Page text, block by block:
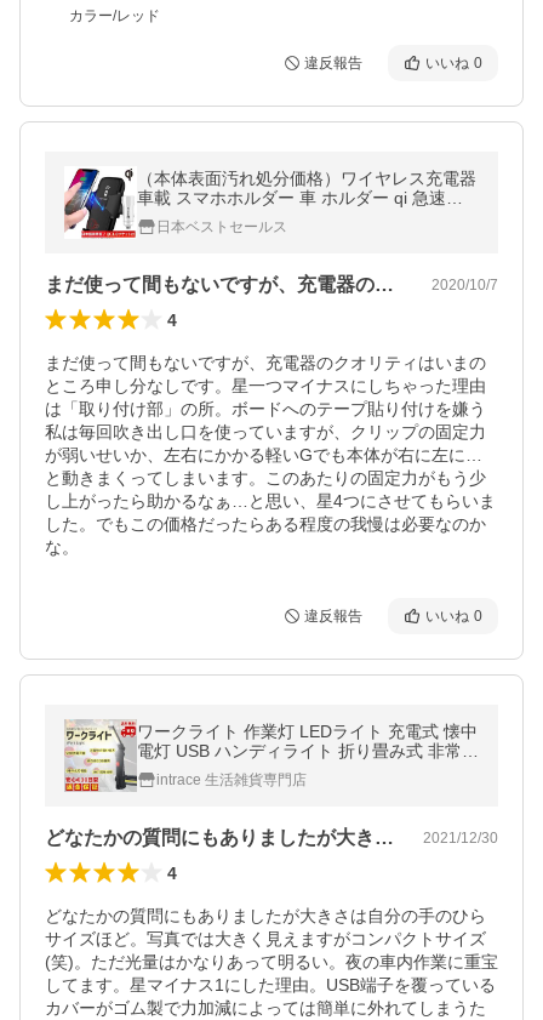
カラー/レッド
違反報告 いいね 0
（本体表面汚れ処分価格）ワイヤレス充電器
車載 スマホホルダー 車 ホルダー qi 急速充
電 携帯スタンド 携帯ホルダー 日本語説明書
シガーソケット
日本ベストセールス
まだ使って間もないですが、充電器のクオ… 2020/10/7
4
まだ使って間もないですが、充電器のクオリティはいまの
ところ申し分なしです。星一つマイナスにしちゃった理由
は「取り付け部」の所。ボードへのテープ貼り付けを嫌う
私は毎回吹き出し口を使っていますが、クリップの固定力
が弱いせいか、左右にかかる軽いGでも本体が右に左に…
と動きまくってしまいます。このあたりの固定力がもう少
し上がったら助かるなぁ…と思い、星4つにさせてもらいま
した。でもこの価格だったらある程度の我慢は必要なのか
な。
違反報告 いいね 0
ワークライト 作業灯 LEDライト 充電式 懐中
電灯 USB ハンディライト 折り畳み式 非常灯
夜間作業 COB
intrace 生活雑貨専門店
どなたかの質問にもありましたが大きさは… 2021/12/30
4
どなたかの質問にもありましたが大きさは自分の手のひら
サイズほど。写真では大きく見えますがコンパクトサイズ
(笑)。ただ光量はかなりあって明るい。夜の車内作業に重宝
してます。星マイナス1にした理由。USB端子を覆っている
カバーがゴム製で力加減によっては簡単に外れてしまうた